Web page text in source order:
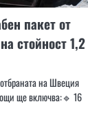
пакет от
стойност 1,2
на Швеция
ще включва:🔹 16